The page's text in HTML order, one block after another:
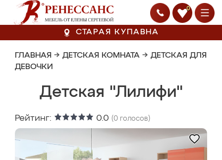
0
СТАРАЯ КУПАВНА
ГЛАВНАЯ → ДЕТСКАЯ КОМНАТА → ДЕТСКАЯ ДЛЯ
ДЕВОЧКИ
Детская "Лилифи"
Рейтинг: 0.0 (0 голосов)